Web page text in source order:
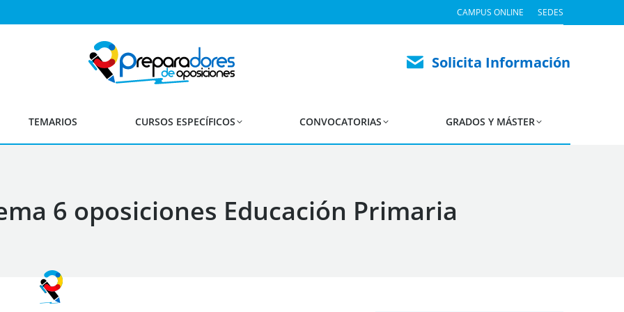
CAMPUS ONLINE SEDES
Solicita Información
TEMARIOS CURSOS ESPECÍFICOS CONVOCATORIAS GRADOS Y MÁSTER
6 oposiciones Educación Primaria